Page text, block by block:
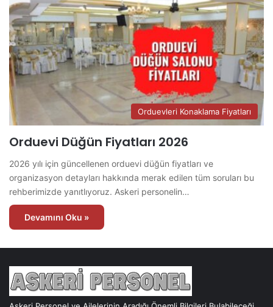
Orduevleri Konaklama Fiyatları
Orduevi Düğün Fiyatları 2026
2026 yılı için güncellenen orduevi düğün fiyatları ve
organizasyon detayları hakkında merak edilen tüm soruları bu
rehberimizde yanıtlıyoruz. Askeri personelin…
Devamını Oku »